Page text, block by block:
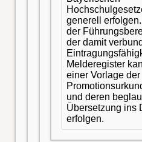
generell
der
der damit
Melderegister
einer Vorlage der
und deren
Übersetzung ins
erfolgen.